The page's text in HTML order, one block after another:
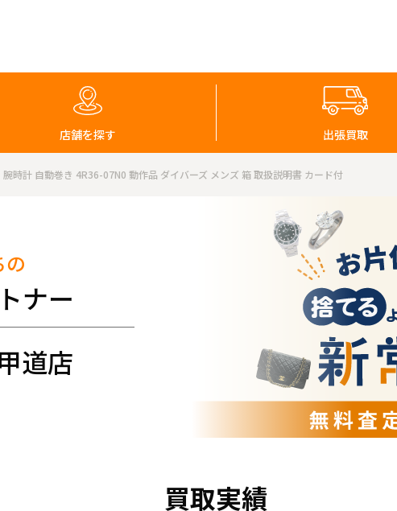
店舗を探す 出張買取
時計 自動巻き 4R36-07N0 動作品 ダイバーズ メンズ 箱 取扱説明書 カード付
道店
ナー
買取実績